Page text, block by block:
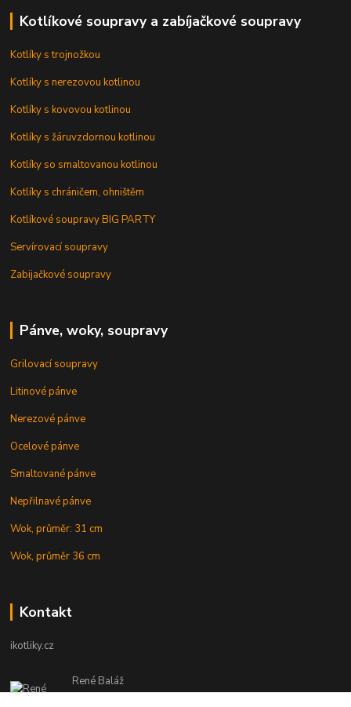
Kotlíkové soupravy a zabíjačkové soupravy
Kotlíky s trojnožkou
Kotlíky s nerezovou kotlinou
Kotlíky s kovovou kotlinou
Kotlíky s žáruvzdornou kotlinou
Kotlíky so smaltovanou kotlinou
Kotlíky s chráničem, ohništěm
Kotlíkové soupravy BIG PARTY
Servírovací soupravy
Zabijačkové soupravy
Pánve, woky, soupravy
Grilovací soupravy
Litinové pánve
Nerezové pánve
Ocelové pánve
Smaltované pánve
Nepřilnavé pánve
Wok, průměr: 31 cm
Wok, průměr 36 cm
Kontakt
ikotliky.cz
René Baláž
Eshop: +421 902 212 007